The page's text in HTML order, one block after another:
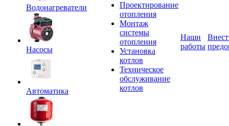
Водонагреватели
Насосы
Автоматика
Проектирование
отопления
Монтаж
системы
отопления
Установка
котлов
Техническое
обслуживание
котлов
Наши
работы